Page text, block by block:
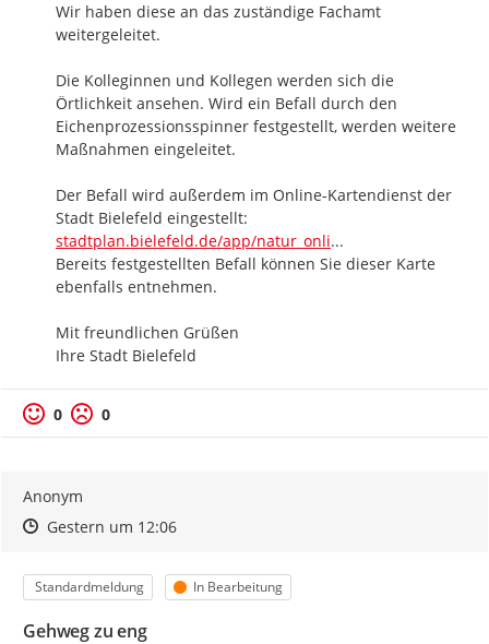
Wir haben diese an das zuständige Fachamt
weitergeleitet.
Die Kolleginnen und Kollegen werden sich die
Örtlichkeit ansehen. Wird ein Befall durch den
Eichenprozessionsspinner festgestellt, werden weitere
Maßnahmen eingeleitet.
Der Befall wird außerdem im Online-Kartendienst der
Stadt Bielefeld eingestellt:
stadtplan.bielefeld.de/app/natur_online/
...
Bereits festgestellten Befall können Sie dieser Karte
ebenfalls entnehmen.
Mit freundlichen Grüßen
Ihre Stadt Bielefeld
0 0
Anonym
Zeitpunkt des Erstellens
Zeitpunkt des Erstellens
Gestern um 12:06Zur Äußerung
Kategorie
Standardmeldung Status
In Bearbeitung
Gehweg zu eng